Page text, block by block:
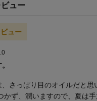
ュー
ュー
、さっぱり目のオイルだと
かず、潤いますので、夏は